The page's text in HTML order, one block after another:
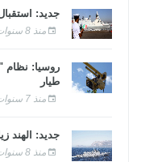
جديد:
منذ 8 سنوات
روسيا: نظام
طيار
منذ 7 سنوات
جديد: الهند
منذ 8 سنوات